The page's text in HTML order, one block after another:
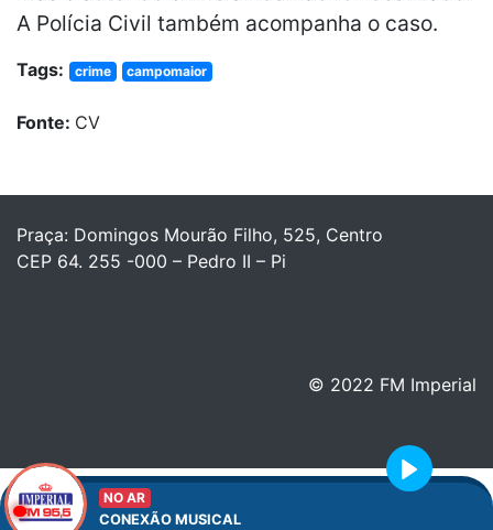
A Polícia Civil também acompanha o caso.
Tags: crime campomaior
Fonte: CV
NO AR
CONEXÃO MUSICAL
Play
Praça: Domingos Mourão Filho, 525, Centro
CEP 64. 255 -000 – Pedro II – Pi
© 2022 FM Imperial